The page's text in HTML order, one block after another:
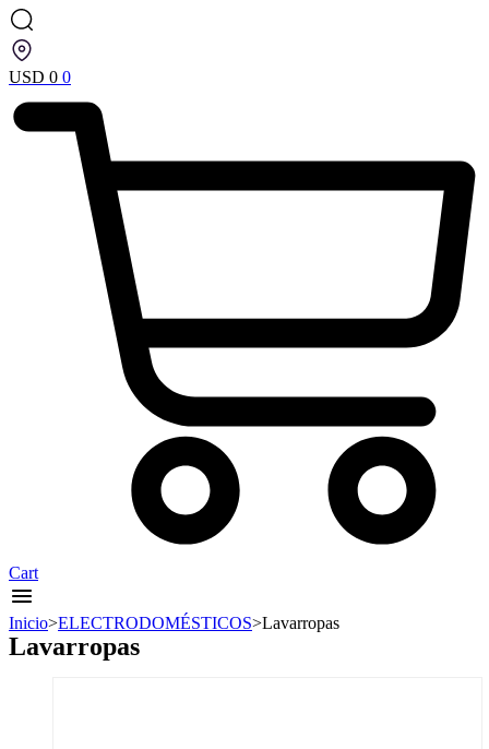
USD 0 0
Cart
Inicio>ELECTRODOMÉSTICOS>Lavarropas
Lavarropas